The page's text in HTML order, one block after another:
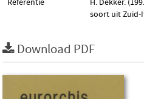
Referentie
H. Dekker.
soort uit Zuid-
Download PDF